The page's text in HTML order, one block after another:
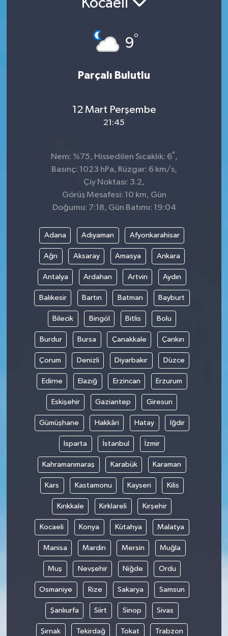
Kocaeli
9°
Parçalı Bulutlu
12 Mart Perşembe
21:45
Nem: %75, Hissedilen Sıcaklık: 6° ,
Basınç: 1023 hPa, Rüzgar: 6 km/s,
Çiy Noktası: 3.2,
Görüş Mesafesi: 10 km, Gün
Doğumu: 7:18, Gün Batımı: 19:04
Adana Adıyaman Afyonkarahisar
Ağrı Aksaray Amasya Ankara
Antalya Ardahan Artvin Aydın
Balıkesir Bartın Batman Bayburt
Bilecik Bingöl Bitlis Bolu
Burdur Bursa Çanakkale Çankırı
Çorum Denizli Diyarbakır Düzce
Edirne Elazığ Erzincan Erzurum
Eskişehir Gaziantep Giresun
Gümüşhane Hakkâri Hatay Iğdır
Isparta İstanbul İzmir
Kahramanmaraş Karabük Karaman
Kars Kastamonu Kayseri Kilis
Kırıkkale Kırklareli Kırşehir
Kocaeli Konya Kütahya Malatya
Manisa Mardin Mersin Muğla
Muş Nevşehir Niğde Ordu
Osmaniye Rize Sakarya Samsun
Şanlıurfa Siirt Sinop Sivas
Şırnak Tekirdağ Tokat Trabzon